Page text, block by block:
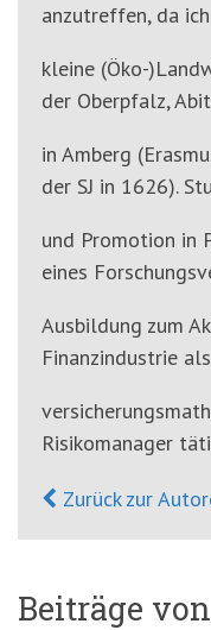
anzutreffen, da
kleine (Öko-
der Oberpfalz,
in Amberg
der SJ in 1626).
und Promotion in
eines
Ausbildung zum
Finanzindustrie als
Risikomanager
Zurück zur
Beiträge